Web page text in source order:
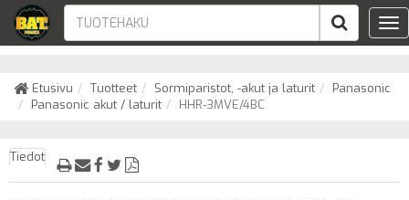
Etusivu Tuotteet Sormiparistot, -akut ja laturit
Panasonic
Panasonic akut / laturit
HHR-3MVE/4BC
Tiedot